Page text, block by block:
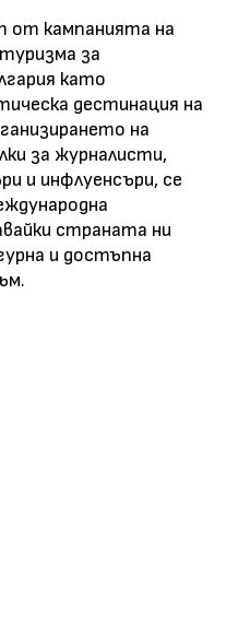
от кампанията на
за
като
дестинация на
на
за журналисти,
и инфлуенсъри, се
страната ни
и достъпна